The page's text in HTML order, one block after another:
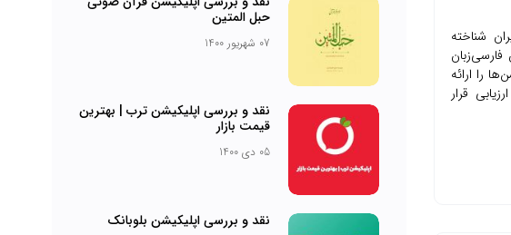
شناخته
را ارائه
قرار
حبل المتین
07 شهریور 1400
نقد و بررسی اپلیکیشن ترب | بهترین
قیمت بازار
05 دی 1400
نقد و بررسی اپلیکیشن بلوبانک